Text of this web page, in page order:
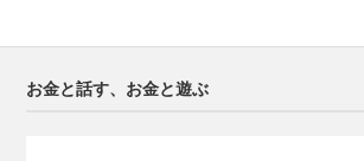
お金と話す、お金と遊ぶ